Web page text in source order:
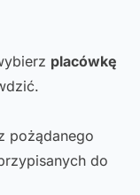
placówkę
pożądanego
do